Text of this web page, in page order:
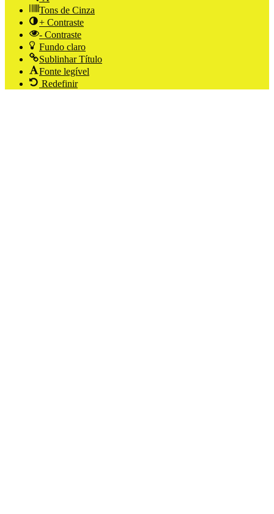
Tons de Cinza
+ Contraste
- Contraste
Fundo claro
Sublinhar Título
Fonte legível
Redefinir